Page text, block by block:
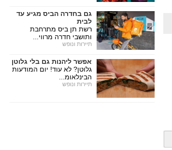
גם בחדרה הביס מגיע עד
לבית
רשת תן ביס מתרחבת
ותושבי חדרה מרווי...
תיירות ונופש
אפשר ליהנות גם בלי גלוטן
גלוטן? לא עוד! יום המודעות
הבינלאומ...
תיירות ונופש